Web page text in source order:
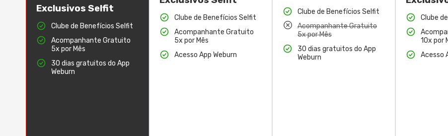
Exclusivos Selfit
Clube de Benefícios Selfit
Acompanhante Gratuito
5x por Mês
30 dias gratuitos do App
Weburn
Clube de Benefícios Selfit
Acompanhante Gratuito
5x por Mês
Acesso App Weburn
Clube de Benefícios Selfit
Acompanhante Gratuito
5x por Mês
30 dias gratuitos do App
Weburn
Clube
10x por
Acesso